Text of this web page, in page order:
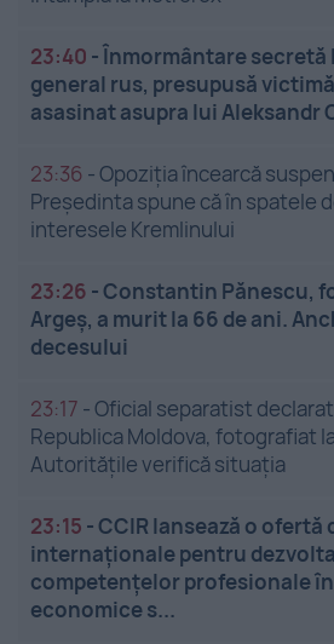
23:40 -Înmormântare secretă
general rus, presupusă
asasinat asupra lui Aleksandr
23:36 -Opoziția încearcă
Președinta spune că în spatele
interesele Kremlinului
23:26 -Constantin Pănescu,
Argeș, a murit la 66 de ani.
decesului
23:17 -Oficial separatist
Republica Moldova, fotografiat
Autoritățile verifică situația
23:15 -CCIR lansează o ofertă
internaționale pentru
competențelor profesionale
economice s...